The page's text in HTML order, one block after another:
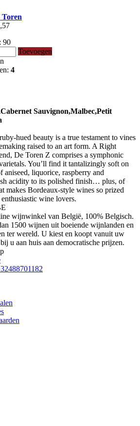
Toren
90
Toevoegen
4
Sauvignon,Malbec,Petit
hued beauty is a true testament to vines
raised to an art form. A Right
De Toren Z comprises a symphonic
You’ll find it tantalizingly soft on
aniseed, liquorice, raspberry and
acidity to its polished finish… plus, of
makes Bordeaux-style wines so prized
wine lovers.
wijnwinkel van België, 100% Belgisch.
1500 wijnen uit boeiende wijnlanden en
ter wereld. U kiest en koopt vanuit uw
u aan huis aan democratische prijzen.